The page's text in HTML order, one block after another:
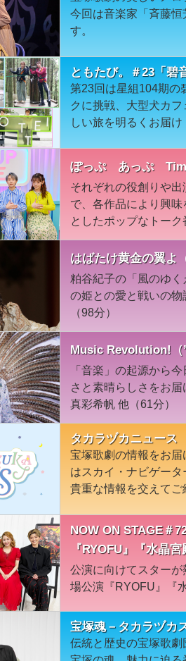
今回は音楽家「斉藤
す。
ともたび。＃23「碧
第23回は星組104期の
クに挑戦、大型犬カ
しい旅を明るくお届け
ぽっぷ あっぷ Time
それぞれの役創りや
で、各作品により興
としたポップなトーク
はばたけ黄金の翼よ
粕谷紀子の「風のゆ
の姫との愛と戦いの
（98分）
Music Revolution!（
「音楽」の起源から
さと素晴らしさをお
真彩希帆 他（61分）
タカラヅカニュース
宝塚歌劇の情報をお
はスカイ・ナビゲー
貴重な情報を交えてご
NOW ON STAGE＃
『RYOFU』『水晶宮
公演に向けてスター
場公演『RYOFU』『
宝塚魂－タカラヅカ
伝統と歴史の宝塚歌